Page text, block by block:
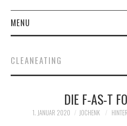
MENU
STABILITÄT
CLEANEATING
DIE F-AS-T
1. JANUAR 2020 JOCHENK